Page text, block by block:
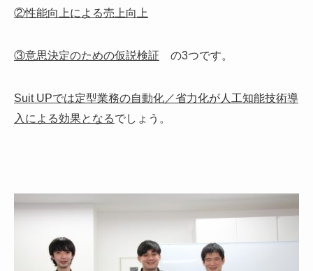
②性能向上による売上向上
③意思決定のための仮説検証 の3つです。
Suit UPでは定型業務の自動化／省力化が人工知能技術導
入による効果となるでしょう。